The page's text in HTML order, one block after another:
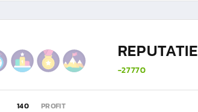
REPUTATIE
-27770
140 PROFIT